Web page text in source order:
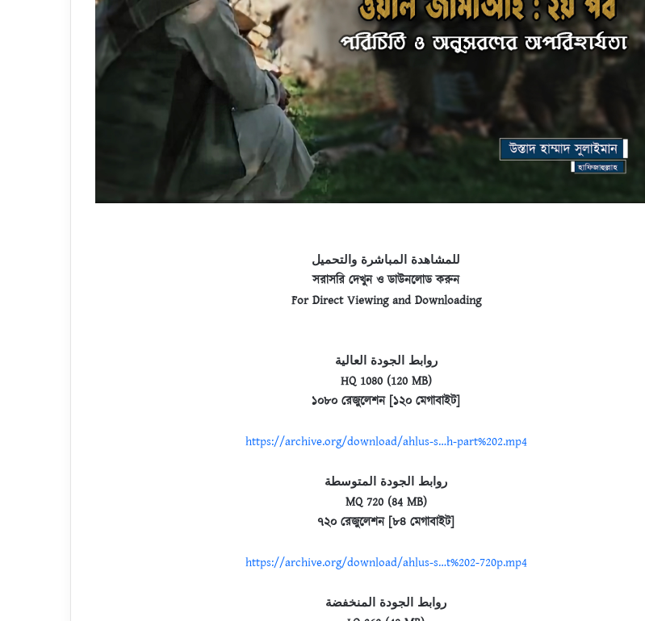
للمشاهدة المباشرة والتحميل
সরাসরি দেখুন ও ডাউনলোড করুন
For Direct Viewing and Downloading
روابط الجودة العالية
HQ 1080 (120 MB)
১০৮০ রেজুলেশন [১২০ মেগাবাইট]
https://archive.org/download/ahlus-s…h-part%202.mp4
روابط الجودة المتوسطة
MQ 720 (84 MB)
৭২০ রেজুলেশন [৮৪ মেগাবাইট]
https://archive.org/download/ahlus-s…t%202-720p.mp4
روابط الجودة المنخفضة